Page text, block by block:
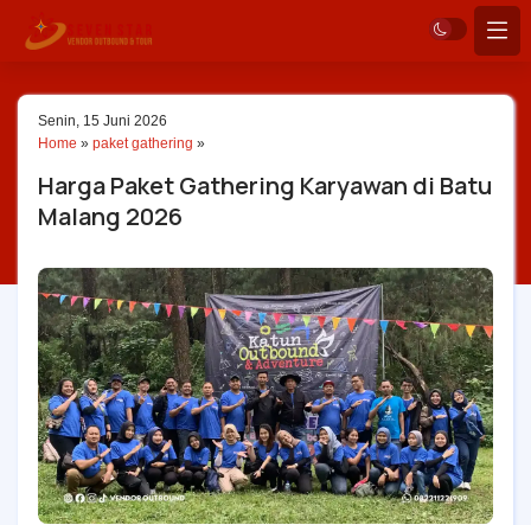
Senin, 15 Juni 2026
Home » paket gathering »
Harga Paket Gathering Karyawan di Batu
Malang 2026